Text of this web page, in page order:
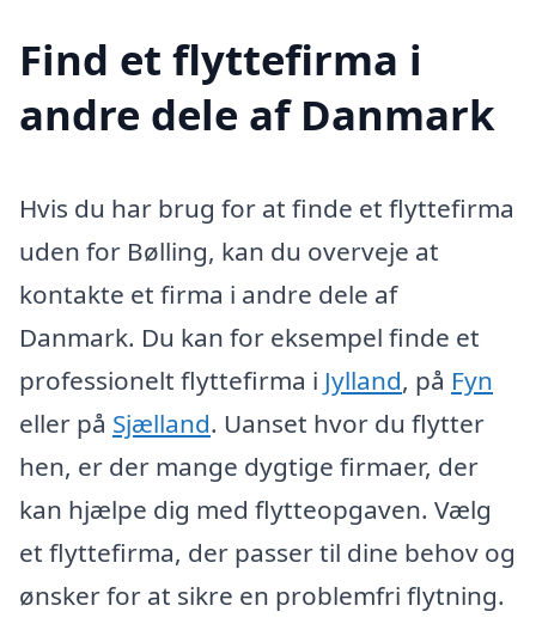
Find et flyttefirma i
andre dele af Danmark
Hvis du har brug for at finde et flyttefirma
uden for Bølling, kan du overveje at
kontakte et firma i andre dele af
Danmark. Du kan for eksempel finde et
professionelt flyttefirma i Jylland, på Fyn
eller på Sjælland. Uanset hvor du flytter
hen, er der mange dygtige firmaer, der
kan hjælpe dig med flytteopgaven. Vælg
et flyttefirma, der passer til dine behov og
ønsker for at sikre en problemfri flytning.